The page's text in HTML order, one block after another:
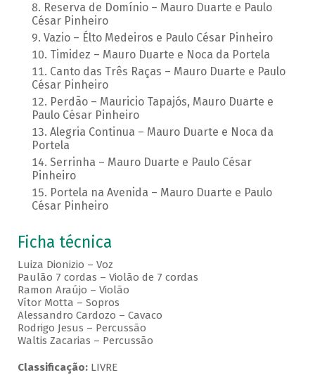
Reserva de Domínio – Mauro Duarte e Paulo
César Pinheiro
Vazio – Élto Medeiros e Paulo César Pinheiro
Timidez – Mauro Duarte e Noca da Portela
Canto das Três Raças – Mauro Duarte e Paulo
César Pinheiro
Perdão – Mauricio Tapajós, Mauro Duarte e
Paulo César Pinheiro
Alegria Continua – Mauro Duarte e Noca da
Portela
Serrinha – Mauro Duarte e Paulo César
Pinheiro
Portela na Avenida – Mauro Duarte e Paulo
César Pinheiro
Ficha técnica
Luiza Dionizio – Voz
Paulão 7 cordas – Violão de 7 cordas
Ramon Araújo – Violão
Vítor Motta – Sopros
Alessandro Cardozo – Cavaco
Rodrigo Jesus – Percussão
Waltis Zacarias – Percussão
Classificação:LIVRE